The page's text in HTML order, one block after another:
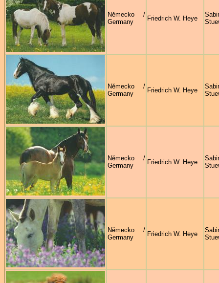
Německo /
Germany
Friedrich W. Heye
Německo /
Germany
Friedrich W. Heye
Německo /
Germany
Friedrich W. Heye
Německo /
Germany
Friedrich W. Heye